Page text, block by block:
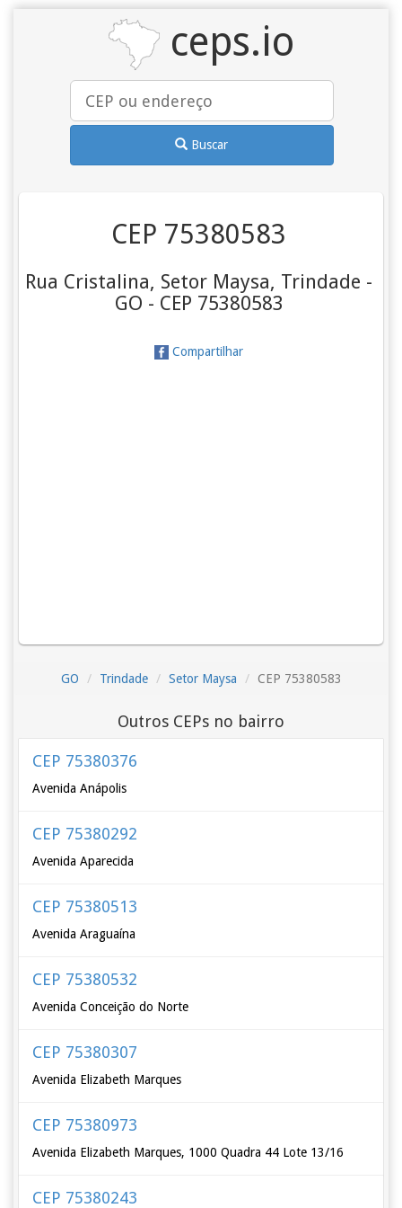
ceps.io
Buscar
CEP 75380583
Rua Cristalina, Setor Maysa, Trindade -
GO - CEP 75380583
Compartilhar
GO Trindade Setor Maysa CEP 75380583
Outros CEPs no bairro
CEP 75380376
Avenida Anápolis
CEP 75380292
Avenida Aparecida
CEP 75380513
Avenida Araguaína
CEP 75380532
Avenida Conceição do Norte
CEP 75380307
Avenida Elizabeth Marques
CEP 75380973
Avenida Elizabeth Marques, 1000 Quadra 44 Lote 13/16
CEP 75380243